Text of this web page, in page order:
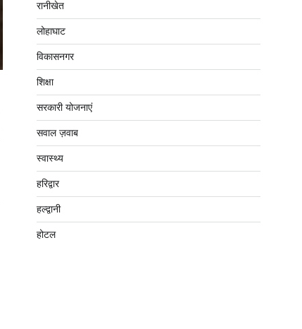
रानीखेत
लोहाघाट
विकासनगर
शिक्षा
सरकारी योजनाएं
सवाल ज़वाब
स्वास्थ्य
हरिद्वार
हल्द्वानी
होटल